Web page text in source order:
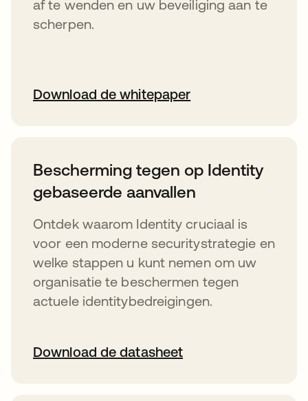
af te wenden en uw beveiliging aan te
scherpen.
Download de whitepaper
Bescherming tegen op Identity
gebaseerde aanvallen
Ontdek waarom Identity cruciaal is
voor een moderne securitystrategie en
welke stappen u kunt nemen om uw
organisatie te beschermen tegen
actuele identitybedreigingen.
Download de datasheet